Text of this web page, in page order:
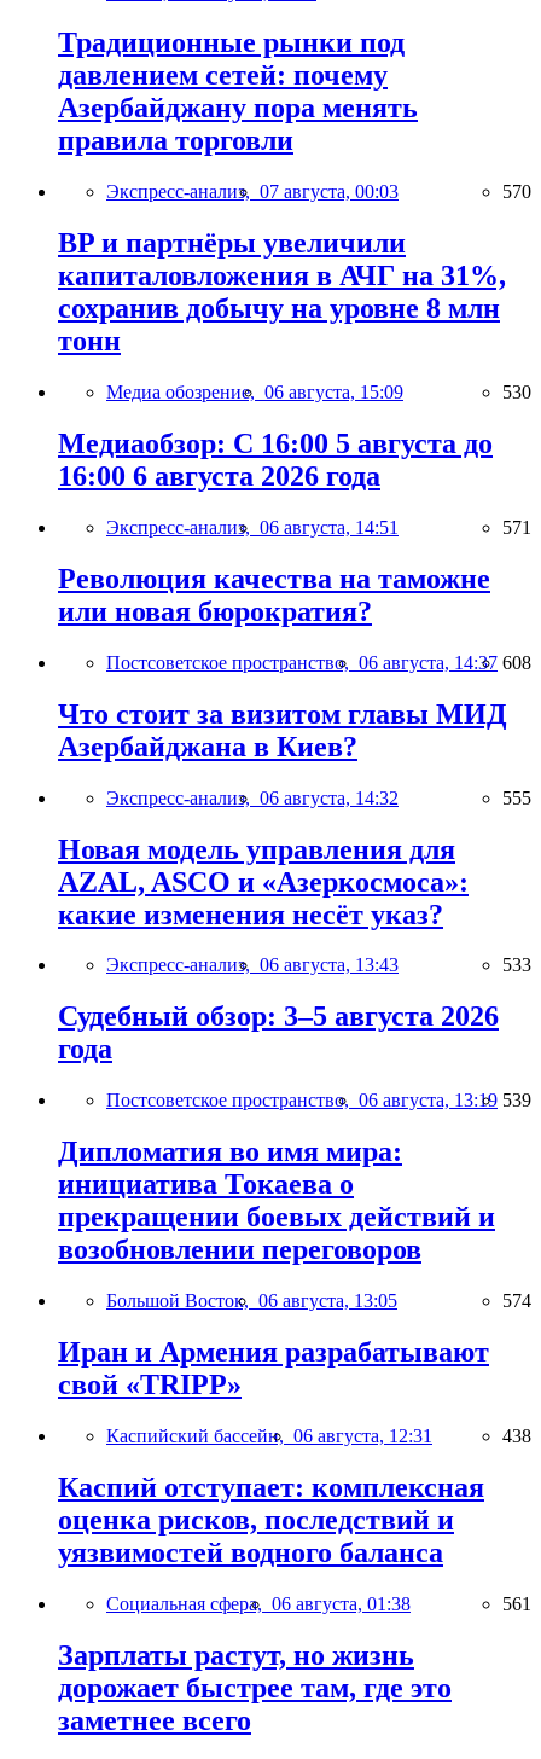
Традиционные рынки под
давлением сетей: почему
Азербайджану пора менять
правила торговли
Экспресс-анализ, 07 августа, 00:03 570
BP и партнёры увеличили
капиталовложения в АЧГ на 31%,
сохранив добычу на уровне 8 млн
тонн
Медиа обозрение, 06 августа, 15:09 530
Медиаобзор: С 16:00 5 августа до
16:00 6 августа 2026 года
Экспресс-анализ, 06 августа, 14:51 571
Революция качества на таможне
или новая бюрократия?
Постсоветское пространство, 06 августа, 14:37 608
Что стоит за визитом главы МИД
Азербайджана в Киев?
Экспресс-анализ, 06 августа, 14:32 555
Новая модель управления для
AZAL, ASCO и «Азеркосмоса»:
какие изменения несёт указ?
Экспресс-анализ, 06 августа, 13:43 533
Судебный обзор: 3–5 августа 2026
года
Постсоветское пространство, 06 августа, 13:19 539
Дипломатия во имя мира:
инициатива Токаева о
прекращении боевых действий и
возобновлении переговоров
Большой Восток, 06 августа, 13:05 574
Иран и Армения разрабатывают
свой «TRIPP»
Каспийский бассейн, 06 августа, 12:31 438
Каспий отступает: комплексная
оценка рисков, последствий и
уязвимостей водного баланса
Социальная сфера, 06 августа, 01:38 561
Зарплаты растут, но жизнь
дорожает быстрее там, где это
заметнее всего